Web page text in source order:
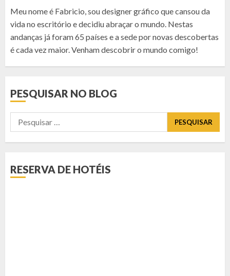
Meu nome é Fabricio, sou designer gráfico que cansou da
vida no escritório e decidiu abraçar o mundo. Nestas
andanças já foram 65 países e a sede por novas descobertas
é cada vez maior. Venham descobrir o mundo comigo!
PESQUISAR NO BLOG
Pesquisar
por:
RESERVA DE HOTÉIS